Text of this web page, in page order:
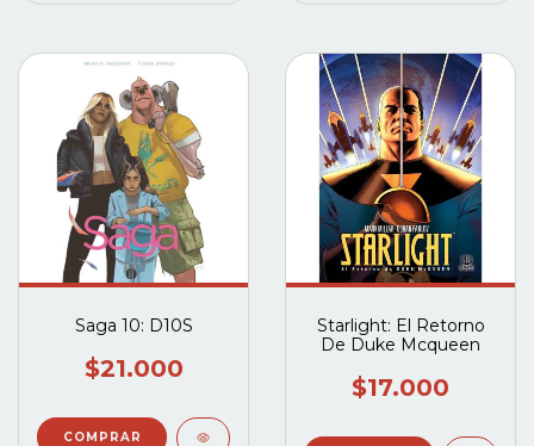
Saga 10: D10S
$21.000
Starlight: El Retorno
De Duke Mcqueen
$17.000